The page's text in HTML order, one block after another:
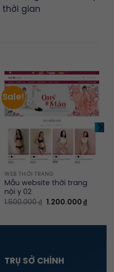
thời gian
Sale!
WEB THỜI TRANG
Mẫu website thời trang
nội y 02
1.500.000₫ Original
1.200.000 ₫Current
TRỤ SỞ CHÍNH